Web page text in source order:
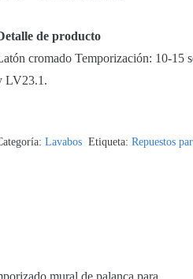
de producto
cromado Temporización: 10-
LV23.1.
Lavabos Etiqueta:Repuestos